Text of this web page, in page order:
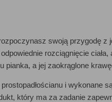
swoją przygodę z
rozciągnięcie
pianka, a jej zaokrąglone
i wykonane
który ma za zadanie